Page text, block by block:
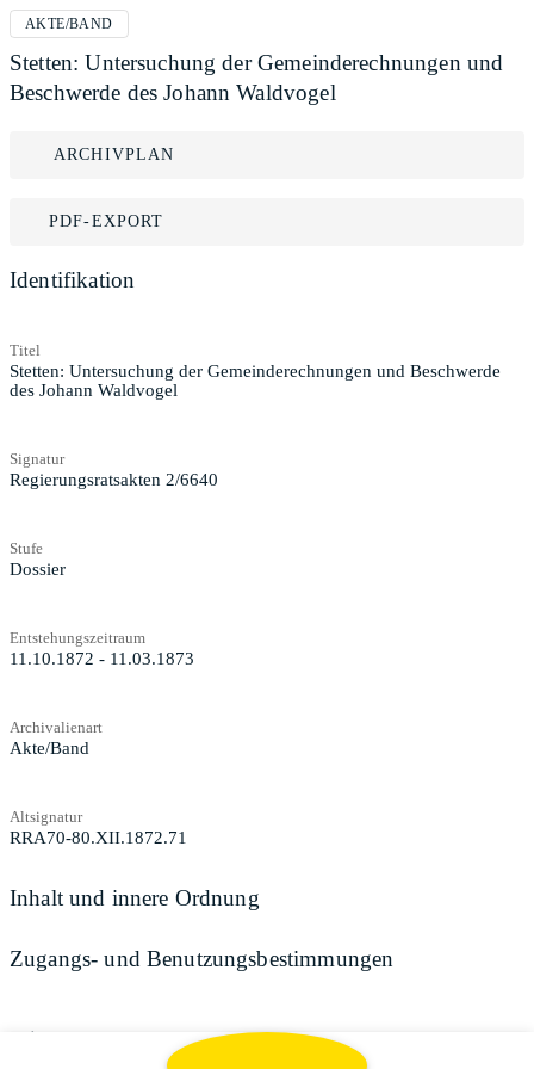
AKTE/BAND
Stetten: Untersuchung der Gemeinderechnungen und
Beschwerde des Johann Waldvogel
ARCHIVPLAN
PDF-EXPORT
Identifikation
Titel
Stetten: Untersuchung der Gemeinderechnungen und Beschwerde
des Johann Waldvogel
Signatur
Regierungsratsakten 2/6640
Stufe
Dossier
Entstehungszeitraum
11.10.1872 - 11.03.1873
Archivalienart
Akte/Band
Altsignatur
RRA70-80.XII.1872.71
Inhalt und innere Ordnung
Zugangs- und Benutzungsbestimmungen
Teilen